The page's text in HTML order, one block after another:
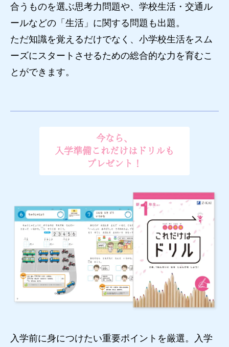
合うものを選ぶ思考力問題や、学校生活・交通ル
ールなどの「生活」に関する問題も出題。
ただ知識を覚えるだけでなく、小学校生活をスム
ーズにスタートさせるための総合的な力を育むこ
とができます。
今なら、
入学準備これだけはドリルも
プレゼント！
入学前に身につけたい重要ポイントを厳選。入学